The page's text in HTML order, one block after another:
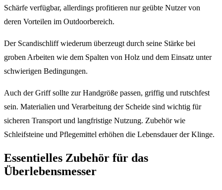
Schärfe verfügbar, allerdings profitieren nur geübte Nutzer von
deren Vorteilen im Outdoorbereich.
Der Scandischliff wiederum überzeugt durch seine Stärke bei
groben Arbeiten wie dem Spalten von Holz und dem Einsatz unter
schwierigen Bedingungen.
Auch der Griff sollte zur Handgröße passen, griffig und rutschfest
sein. Materialien und Verarbeitung der Scheide sind wichtig für
sicheren Transport und langfristige Nutzung. Zubehör wie
Schleifsteine und Pflegemittel erhöhen die Lebensdauer der Klinge.
Essentielles Zubehör für das
Überlebensmesser